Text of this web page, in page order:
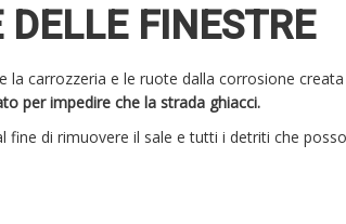
FINESTRE
carrozzeria e le ruote dalla corrosione
per impedire che la strada ghiacci.
fine di rimuovere il sale e tutti i detriti che